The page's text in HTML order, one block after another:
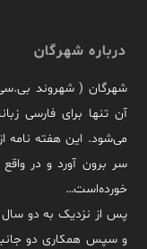
درباره شهرگان
شهرگان ( شهروند
آن تنها برای فارسی
سر برون آورد و در
خورده‌است…
پس از نزدیک به دو سال
و سپس همکاری دو